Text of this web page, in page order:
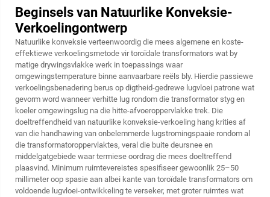
Beginsels van Natuurlike Konveksie-
Verkoelingontwerp
Natuurlike konveksie verteenwoordig die mees algemene en koste-
effektiewe verkoelingsmetode vir toroïdale transformators wat by
matige drywingsvlakke werk in toepassings waar
omgewingstemperature binne aanvaarbare reëls bly. Hierdie passiewe
verkoelingsbenadering berus op digtheid-gedrewe lugvloei patrone wat
gevorm word wanneer verhitte lug rondom die transformator styg en
koeler omgewingslug na die hitte-afvoeroppervlakke trek. Die
doeltreffendheid van natuurlike konveksie-verkoeling hang krities af
van die handhawing van onbelemmerde lugstromingspaaie rondom al
die transformatoroppervlaktes, veral die buite deursnee en
middelgatgebiede waar termiese oordrag die mees doeltreffend
plaasvind. Minimum ruimtevereistes spesifiseer gewoonlik 25–50
millimeter oop spasie aan albei kante van toroïdale transformators om
voldoende lugvloei-ontwikkeling te verseker, met groter ruimtes wat